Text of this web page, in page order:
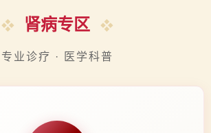
肾病专区
专业诊疗 · 医学科普